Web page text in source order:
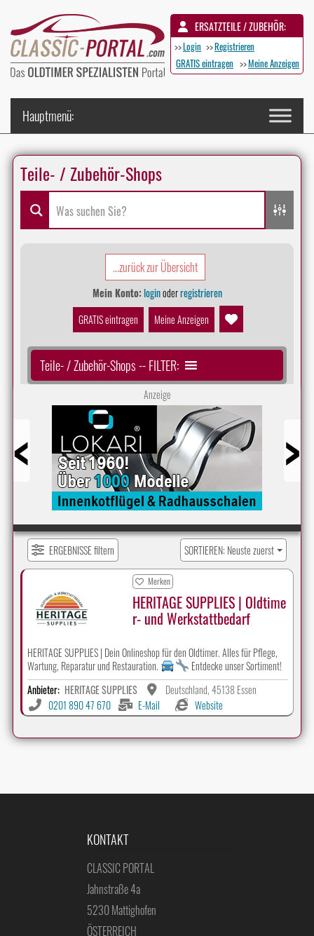
ERSATZTEILE / ZUBEHÖR:
>>Login >>Registrieren
GRATIS eintragen >>Meine Anzeigen
Teile- / Zubehör-Shops
...zurück zur Übersicht
Mein Konto:loginoderregistrieren
GRATIS eintragen
Meine Anzeigen
Teile- / Zubehör-Shops -- FILTER:
Anzeige
ERGEBNISSE filtern SORTIEREN: Neuste zuerst
Merken
HERITAGE SUPPLIES | Oldtime
r- und Werkstattbedarf
HERITAGE SUPPLIES | Dein Onlineshop für den Oldtimer. Alles für Pflege,
Wartung, Reparatur und Restauration.
Entdecke unser Sortiment!
Anbieter: HERITAGE SUPPLIES
Deutschland, 45138 Essen
0201 890 47 670
E-Mail Website
KONTAKT
CLASSIC PORTAL
Jahnstraße 4a
5230 Mattighofen
ÖSTERREICH